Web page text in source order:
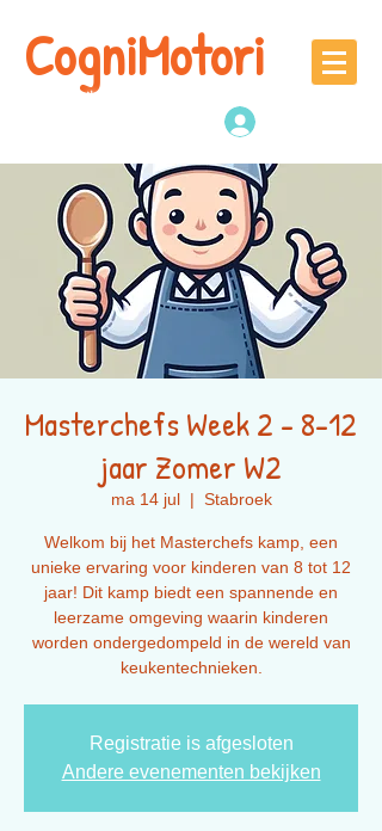
CogniMotori
Naschoolse
Masterchefs Week 2 - 8-12
jaar Zomer W2
ma 14 jul
  |
Stabroek
Welkom bij het Masterchefs kamp, een
unieke ervaring voor kinderen van 8 tot 12
jaar! Dit kamp biedt een spannende en
leerzame omgeving waarin kinderen
worden ondergedompeld in de wereld van
Registratie is afgesloten
Andere evenementen bekijken